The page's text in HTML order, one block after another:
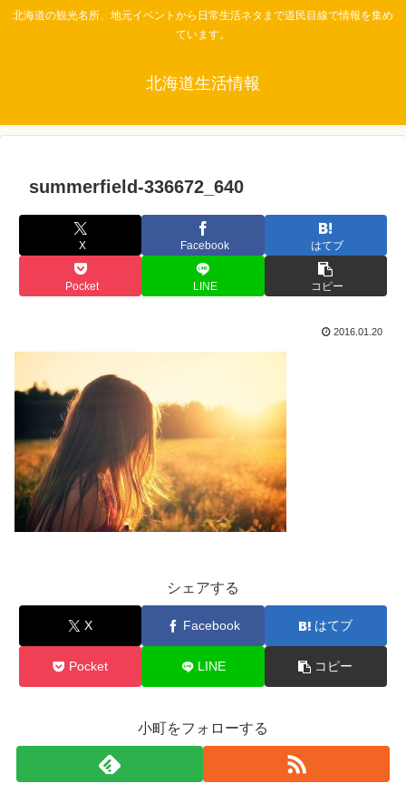
北海道の観光名所、地元イベントから日常生活ネタまで道民目線で情報を集め
ています。
北海道生活情報
summerfield-336672_640
X Facebook はてブ
Pocket LINE コピー
2016.01.20
シェアする
X Facebook はてブ
Pocket LINE コピー
小町をフォローする